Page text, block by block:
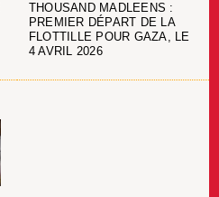
THOUSAND MADLEENS :
PREMIER DÉPART DE LA
FLOTTILLE POUR GAZA, LE
4 AVRIL 2026